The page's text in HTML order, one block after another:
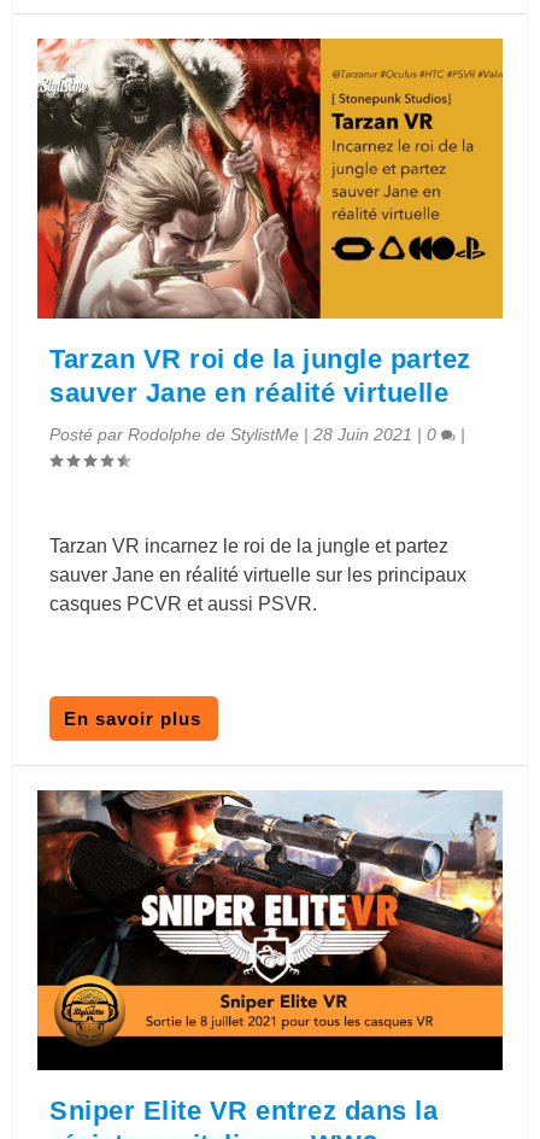
Tarzan VR roi de la jungle partez
sauver Jane en réalité virtuelle
Posté parRodolphe de StylistMe |28 Juin 2021 |0 |
Tarzan VR incarnez le roi de la jungle et partez
sauver Jane en réalité virtuelle sur les principaux
casques PCVR et aussi PSVR.
En savoir plus
Sniper Elite VR entrez dans la